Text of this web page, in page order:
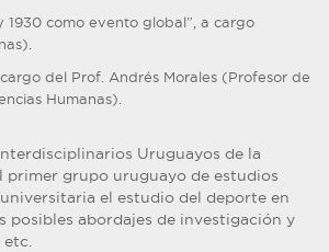
1930 como evento global”, a cargo
del Prof. Andrés Morales (Profesor de
Humanas).
Uruguayos de la
primer grupo uruguayo de estudios
el estudio del deporte en
posibles abordajes de investigación y